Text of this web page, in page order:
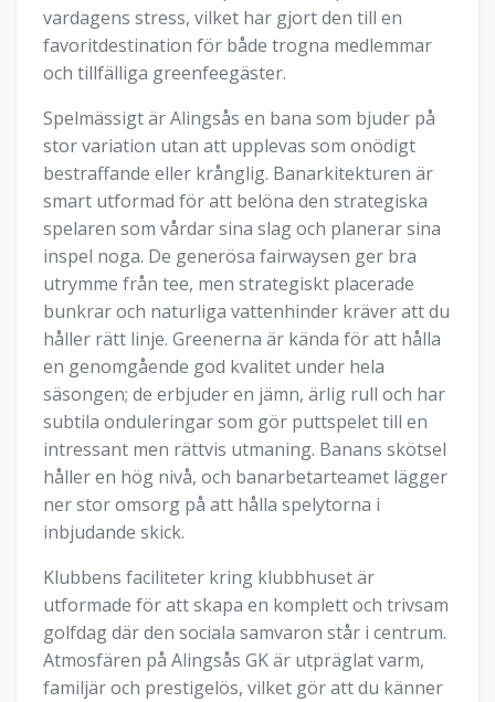
vardagens stress, vilket har gjort den till en
favoritdestination för både trogna medlemmar
och tillfälliga greenfeegäster.
Spelmässigt är Alingsås en bana som bjuder på
stor variation utan att upplevas som onödigt
bestraffande eller krånglig. Banarkitekturen är
smart utformad för att belöna den strategiska
spelaren som vårdar sina slag och planerar sina
inspel noga. De generösa fairwaysen ger bra
utrymme från tee, men strategiskt placerade
bunkrar och naturliga vattenhinder kräver att du
håller rätt linje. Greenerna är kända för att hålla
en genomgående god kvalitet under hela
säsongen; de erbjuder en jämn, ärlig rull och har
subtila onduleringar som gör puttspelet till en
intressant men rättvis utmaning. Banans skötsel
håller en hög nivå, och banarbetarteamet lägger
ner stor omsorg på att hålla spelytorna i
inbjudande skick.
Klubbens faciliteter kring klubbhuset är
utformade för att skapa en komplett och trivsam
golfdag där den sociala samvaron står i centrum.
Atmosfären på Alingsås GK är utpräglat varm,
familjär och prestigelös, vilket gör att du känner